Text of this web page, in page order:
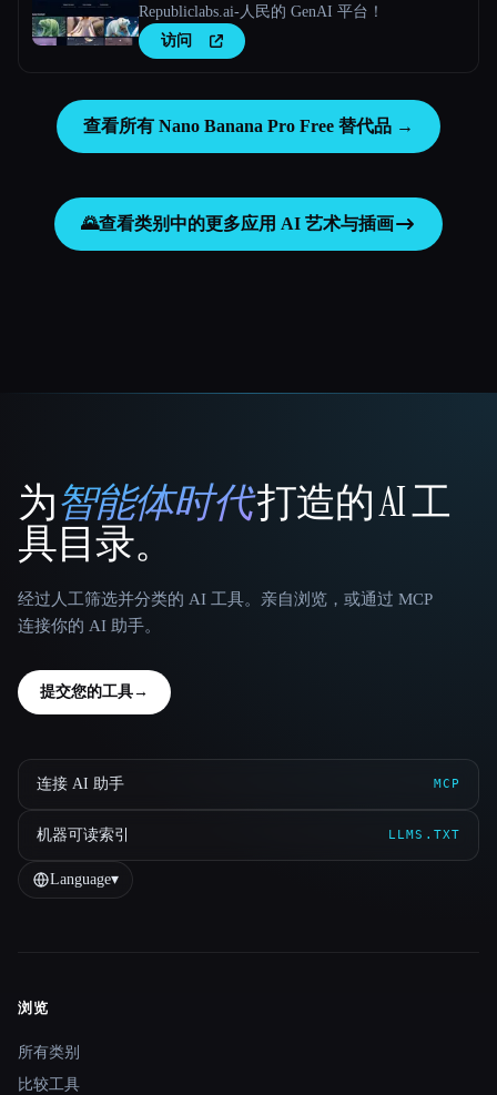
Republiclabs.ai-人民的 GenAI 平台！
访问
查看所有 Nano Banana Pro Free 替代品 →
🌄查看类别中的更多应用 AI 艺术与插画
That AI Collection
为智能体时代打造的 AI 工
具目录。
经过人工筛选并分类的 AI 工具。亲自浏览，或通过 MCP
连接你的 AI 助手。
提交您的工具→
连接 AI 助手 MCP
机器可读索引 LLMS.TXT
Language▾
Site navigation
浏览
所有类别
比较工具